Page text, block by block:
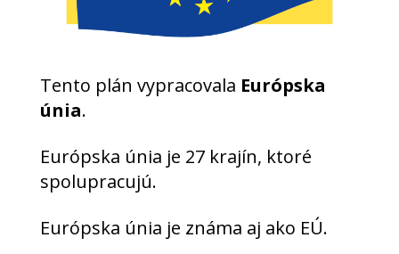
Tento plán vypracovala Európska
únia.
Európska únia je 27 krajín, ktoré
spolupracujú.
Európska únia je známa aj ako EÚ.